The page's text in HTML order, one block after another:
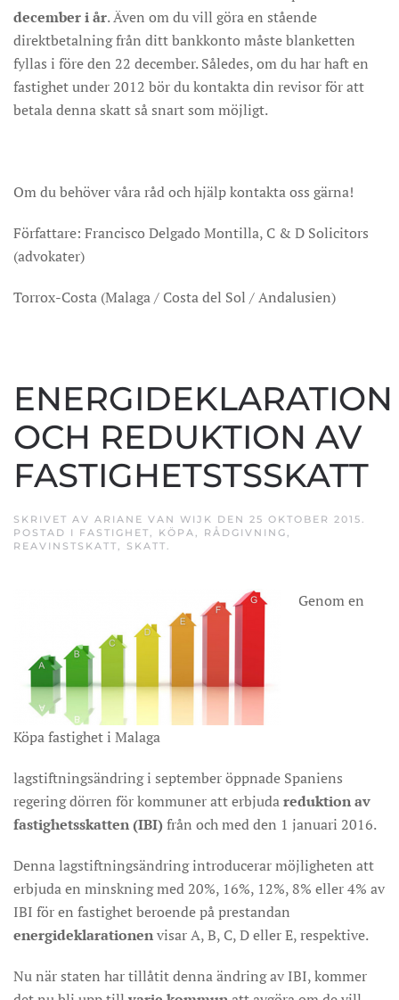
december i år. Även om du vill göra en stående
direktbetalning från ditt bankkonto måste blanketten
fyllas i före den 22 december. Således, om du har haft en
fastighet under 2012 bör du kontakta din revisor för att
betala denna skatt så snart som möjligt.
Om du behöver våra råd och hjälp kontakta oss gärna!
Författare: Francisco Delgado Montilla, C & D Solicitors
(advokater)
Torrox-Costa (Malaga / Costa del Sol / Andalusien)
ENERGIDEKLARATION
OCH REDUKTION AV
FASTIGHETSTSSKATT
SKRIVET AV ARIANE VAN WIJK DEN 25 OKTOBER 2015.
POSTAD I FASTIGHET, KÖPA, RÅDGIVNING,
REAVINSTSKATT, SKATT.
Köpa fastighet i Malaga
Genom en
lagstiftningsändring i september öppnade Spaniens
regering dörren för kommuner att erbjudareduktion av
fastighetsskatten (IBI)från och med den 1 januari 2016.
Denna lagstiftningsändring introducerar möjligheten att
erbjuda en minskning med 20%, 16%, 12%, 8% eller 4% av
IBI för en fastighet beroende på prestandan
energideklarationenvisar A, B, C, D eller E, respektive.
Nu när staten har tillåtit denna ändring av IBI, kommer